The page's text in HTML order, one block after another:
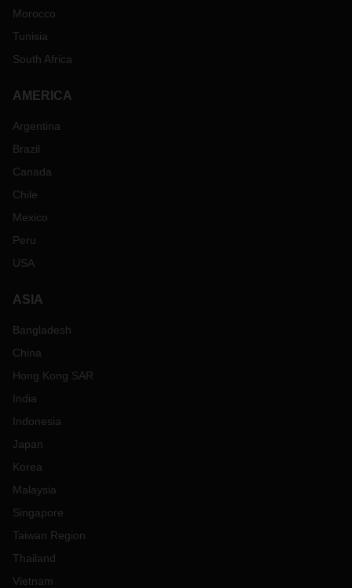
Morocco
Tunisia
South Africa
AMERICA
Argentina
Brazil
Canada
Chile
Mexico
Peru
USA
ASIA
Bangladesh
China
Hong Kong SAR
India
Indonesia
Japan
Korea
Malaysia
Singapore
Taiwan Region
Thailand
Vietnam